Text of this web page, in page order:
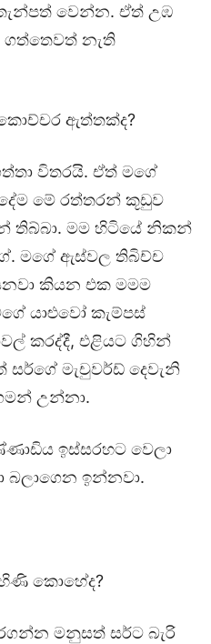
වෙන්න. ඒත් උඹ
ගත්තෙවත් නැති
ඇත්තක්ද?
විතරයි. ඒත් මගේ
මේ රත්තරන් කූඩුව
තිබ්බා. මම හිටියේ නිකන්
මගේ ඇස්වල තිබිච්ච
කියන එක මමම
යාළුවෝ කැම්පස්
කරද්දී, එළියට ගිහින්
මැචුවර්ඩ් දෙවැනි
උන්නා.
ඉස්සරහට වෙලා
බලාගෙන ඉන්නවා.
කොහේද?
මනුසත් සර්ට බැරි